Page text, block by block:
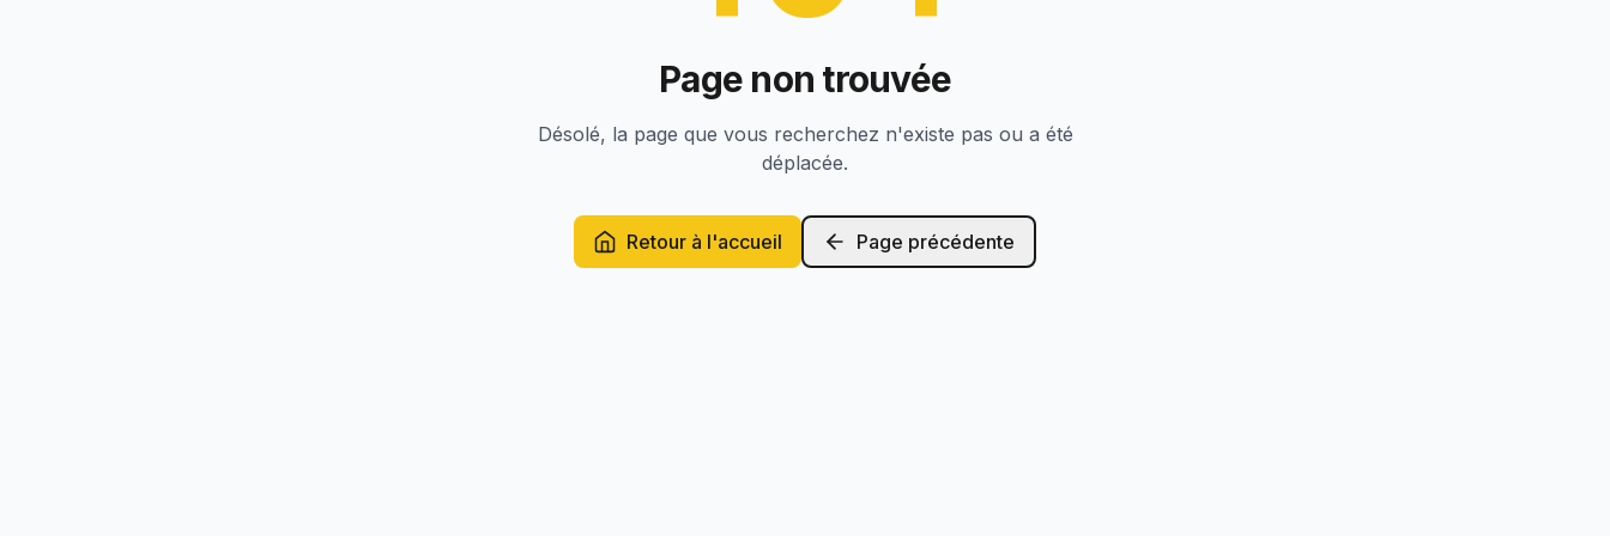
Page non trouvée
Désolé, la page que vous recherchez n'existe pas ou a été
déplacée.
Retour à l'accueil Page précédente